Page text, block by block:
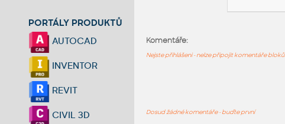
PORTÁLY PRODUKTŮ
AUTOCAD
INVENTOR
REVIT
CIVIL 3D
Komentáře:
Nejste přihlášeni - nelze připojit komentáře bloků
Dosud žádné komentáře - buďte první